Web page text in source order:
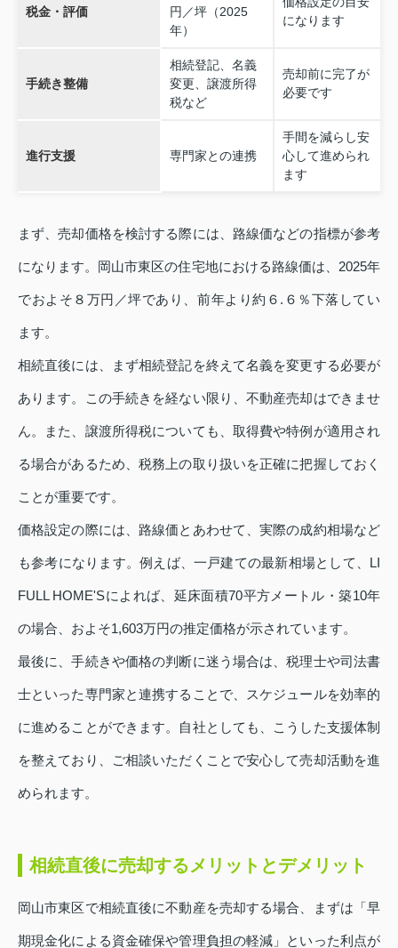
税金・評価
円／坪（2025
年）
になります
手続き整備
相続登記、名義
変更、譲渡所得
税など
売却前に完了が
必要です
進行支援 専門家との連携
手間を減らし安
心して進められ
ます
まず、売却価格を検討する際には、路線価などの指標が参考
になります。岡山市東区の住宅地における路線価は、2025年
でおよそ８万円／坪であり、前年より約６.６％下落してい
ます。
相続直後には、まず相続登記を終えて名義を変更する必要が
あります。この手続きを経ない限り、不動産売却はできませ
ん。また、譲渡所得税についても、取得費や特例が適用され
る場合があるため、税務上の取り扱いを正確に把握しておく
ことが重要です。
価格設定の際には、路線価とあわせて、実際の成約相場など
も参考になります。例えば、一戸建ての最新相場として、LI
FULL HOME'Sによれば、延床面積70平方メートル・築10年
の場合、およそ1,603万円の推定価格が示されています。
最後に、手続きや価格の判断に迷う場合は、税理士や司法書
士といった専門家と連携することで、スケジュールを効率的
に進めることができます。自社としても、こうした支援体制
を整えており、ご相談いただくことで安心して売却活動を進
められます。
相続直後に売却するメリットとデメリット
岡山市東区で相続直後に不動産を売却する場合、まずは「早
期現金化による資金確保や管理負担の軽減」といった利点が